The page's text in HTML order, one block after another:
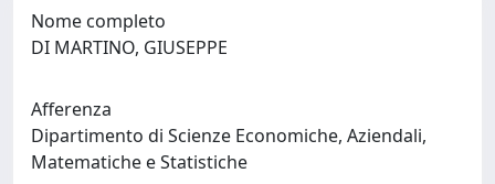
Nome completo
DI MARTINO, GIUSEPPE
Afferenza
Dipartimento di Scienze Economiche, Aziendali,
Matematiche e Statistiche